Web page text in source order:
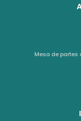
Mesa de partes